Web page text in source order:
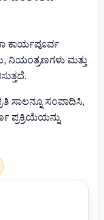
ಕಾರ್ಯಪೂರ್ವ
ನಿಯಂತ್ರಣಗಳು ಮತ್ತು
ಸಾಲನ್ನೂ ಸಂಪಾದಿಸಿ,
ಪ್ರಕ್ರಿಯೆಯನ್ನು